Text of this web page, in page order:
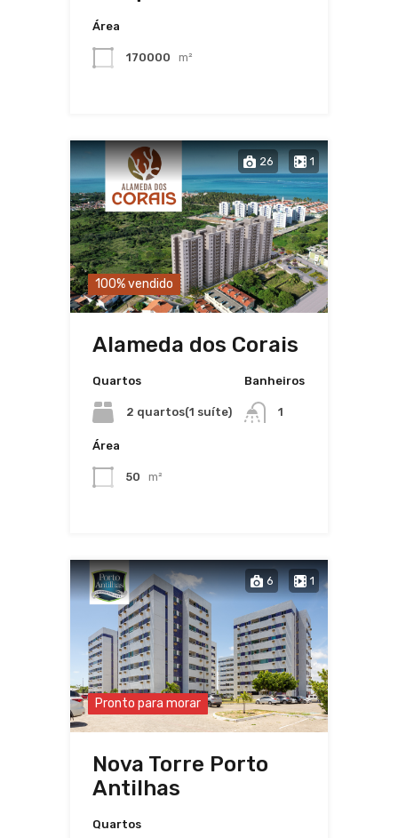
Área
170000 m²
26 1
100% vendido
Alameda dos Corais
Quartos
2 quartos(1 suíte)
Banheiros
1
Área
50 m²
6 1
Pronto para morar
Nova Torre Porto
Antilhas
Quartos